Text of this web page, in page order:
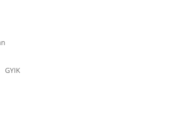
GYIK